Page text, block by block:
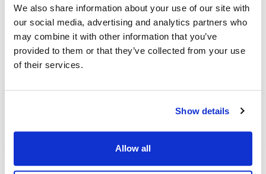
We also share information about your use of our site with
our social media, advertising and analytics partners who
may combine it with other information that you’ve
provided to them or that they’ve collected from your use
of their services.
Show details
Allow all
與此演出活動相關資訊
御朱印是指在神社佛閣參拜時，
作為參拜證明而授予的墨書和朱
魅力、正確的獲得方式、禮儀以
及人氣神社佛閣。
culture